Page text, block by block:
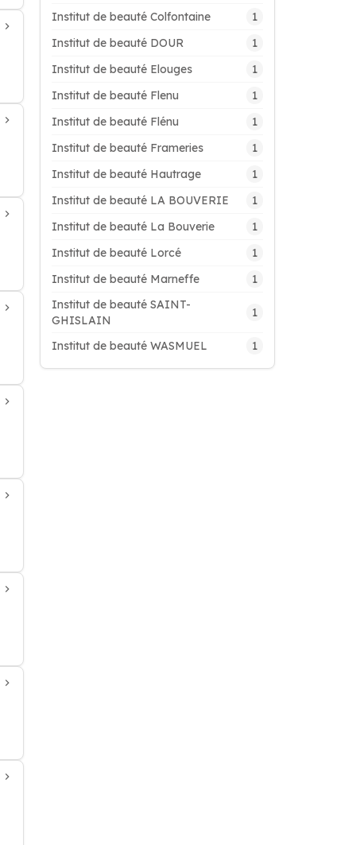
Institut de beauté Colfontaine 1
Institut de beauté DOUR 1
Institut de beauté Elouges 1
Institut de beauté Flenu 1
Institut de beauté Flénu 1
Institut de beauté Frameries 1
Institut de beauté Hautrage 1
Institut de beauté LA BOUVERIE 1
Institut de beauté La Bouverie 1
Institut de beauté Lorcé 1
Institut de beauté Marneffe 1
Institut de beauté SAINT-
GHISLAIN
1
Institut de beauté WASMUEL 1